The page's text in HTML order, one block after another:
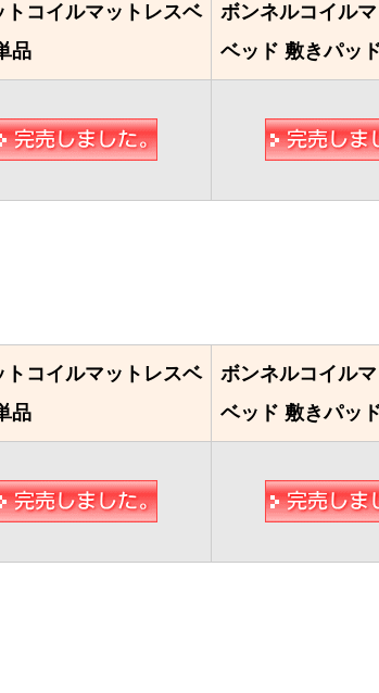
トコイルマットレスベ
品
ボンネルコイル
ベッド 敷きパッ
トコイルマットレスベ
品
ボンネルコイル
ベッド 敷きパッ